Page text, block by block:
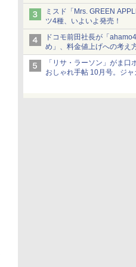
ミスド「Mrs. GREEN
ツ4種、いよいよ発売！
ドコモ前田社長が「
め」、料金値上げへの考え
「リサ・ラーソン」がま口
おしゃれ手帖 10月号。ジ